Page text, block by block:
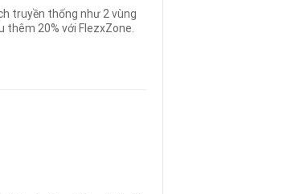
truyền thống như 2 vùng
thêm 20% với FlezxZone.